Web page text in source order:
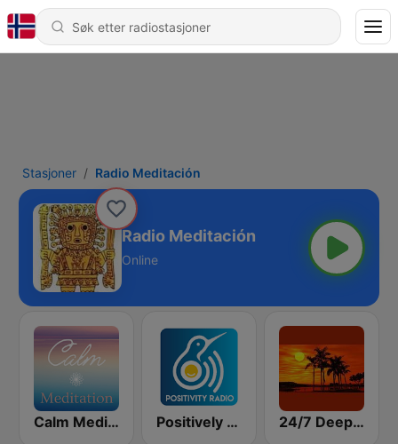
Stasjoner Radio Meditación
Radio Meditación
Online
Calm Meditation Positively Meditation 24/7 Deep Sleep Music Relaxing Music Insomnia Sleep Relaxing Music Study Sleep Meditation